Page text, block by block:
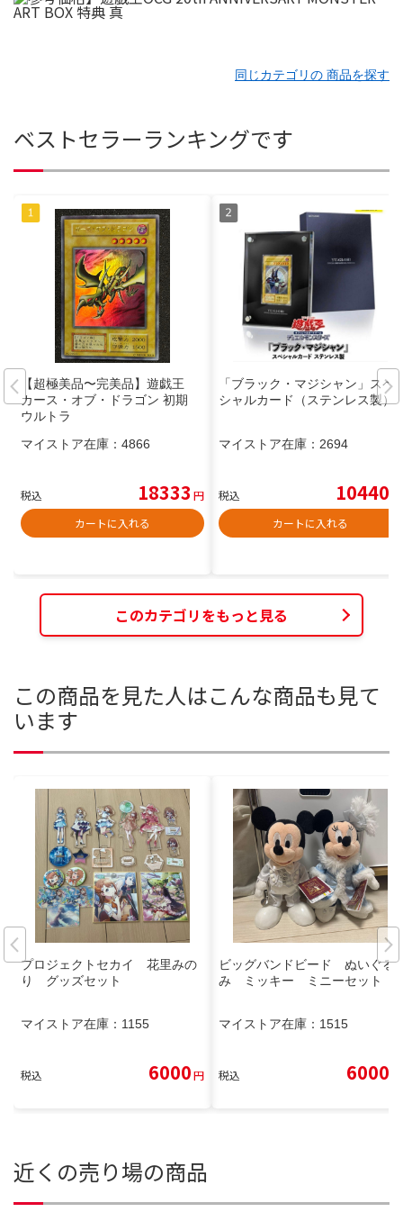
同じカテゴリの 商品を探す
ベストセラーランキングです
【超極美品〜完美品】遊戯王
カース・オブ・ドラゴン 初期
ウルトラ
マイストア在庫： 4866
税込 18333 円
カートに入れる
「ブラック・マジシャン」スペ
シャルカード（ステンレス製）
マイストア在庫： 2694
税込 10440
カートに入れる
このカテゴリをもっと見る
この商品を見た人はこんな商品も見て
います
プロジェクトセカイ 花里みの
り グッズセット
マイストア在庫： 1155
税込 6000円
ビッグバンドビード ぬいぐる
み ミッキー ミニーセット
マイストア在庫： 1515
税込 6000
近くの売り場の商品